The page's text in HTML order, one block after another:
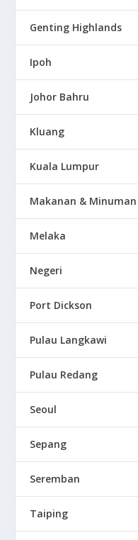
Genting Highlands
Ipoh
Johor Bahru
Kluang
Kuala Lumpur
Makanan & Minuman
Melaka
Negeri
Port Dickson
Pulau Langkawi
Pulau Redang
Seoul
Sepang
Seremban
Taiping